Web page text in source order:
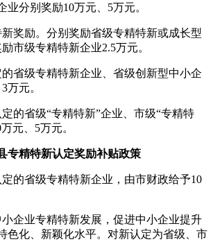
业分别奖励10万元、5万元。
奖励。分别奖励省级专精特新或成长型
市级专精特新企业2.5万元。
省级专精特新企业、省级创新型中小企
万元。
的省级“专精特新”企业、市级“专精特
元、5万元。
专精特新认定奖励补贴政策
的省级专精特新企业，由市财政给予10
企业专精特新发展，促进中小企业提升
色化、新颖化水平。对新认定为省级、市